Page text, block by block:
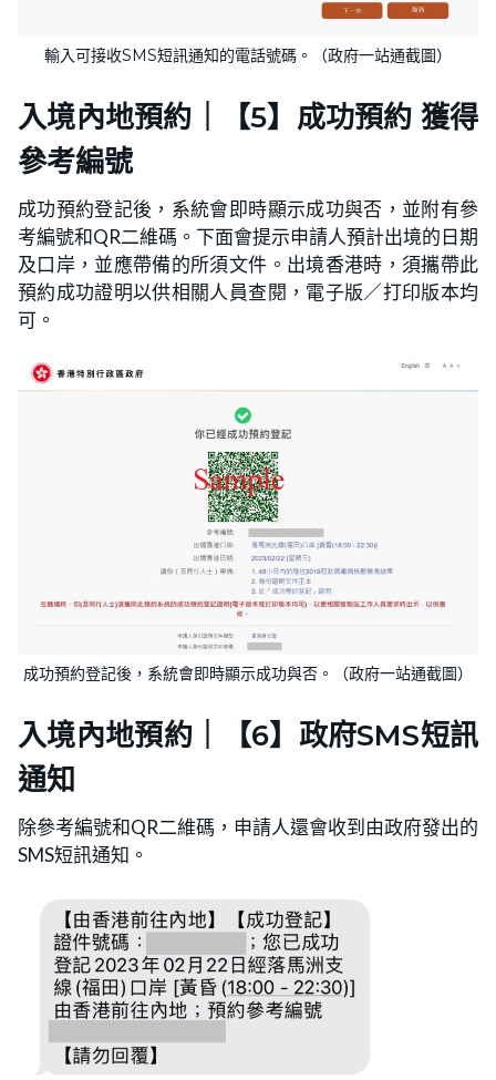
輸入可接收SMS短訊通知的電話號碼。（政府一站通截圖）
入境內地預約｜【5】成功預約 獲得
參考編號
成功預約登記後，系統會即時顯示成功與否，並附有參
考編號和QR二維碼。下面會提示申請人預計出境的日期
及口岸，並應帶備的所須文件。出境香港時，須攜帶此
預約成功證明以供相關人員查閱，電子版／打印版本均
可。
成功預約登記後，系統會即時顯示成功與否。（政府一站通截圖）
入境內地預約｜【6】政府SMS短訊
通知
除參考編號和QR二維碼，申請人還會收到由政府發出的
SMS短訊通知。